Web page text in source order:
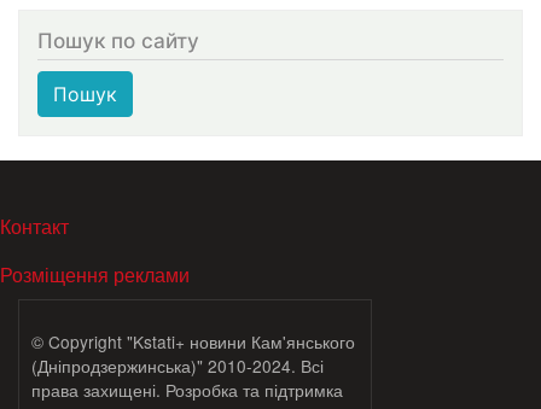
Пошук по сайту
Пошук
МЕНЮ В ПОДВАЛЕ
Контакт
Розміщення реклами
© Copyright "Kstati+ новини Кам'янського
(Дніпродзержинська)" 2010-2024. Всі
права захищені. Розробка та підтримка